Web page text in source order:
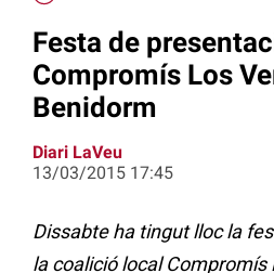
Festa de
Compromís Los
Benidorm
Diari LaVeu
13/03/2015 17:45
Dissabte ha tingut lloc la
la coalició local Compromís